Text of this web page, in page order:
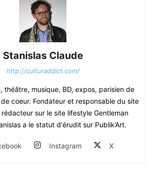
Stanislas Claude
http://culturaddict.com/
théâtre, musique, BD, expos, parisien de
coeur. Fondateur et responsable du site
sur le site lifestyle Gentleman
a le statut d'érudit sur Publik’Art.
Instagram X